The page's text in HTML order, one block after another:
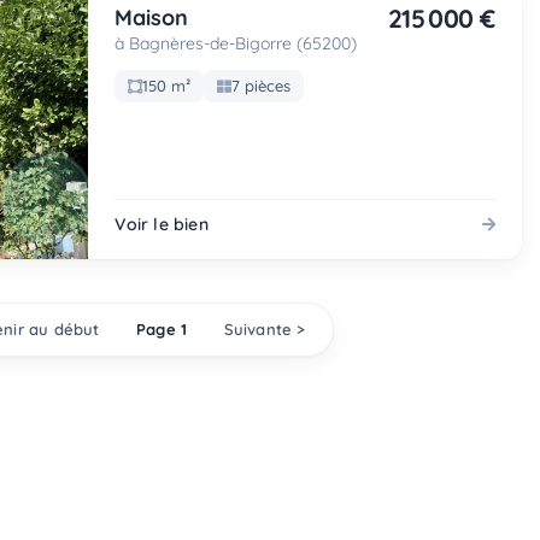
Maison
à Bagnères-de-Bigorre (65200)
215 000 €
150 m² 7 pièces
Voir le bien
au début Page 1 Suivante >